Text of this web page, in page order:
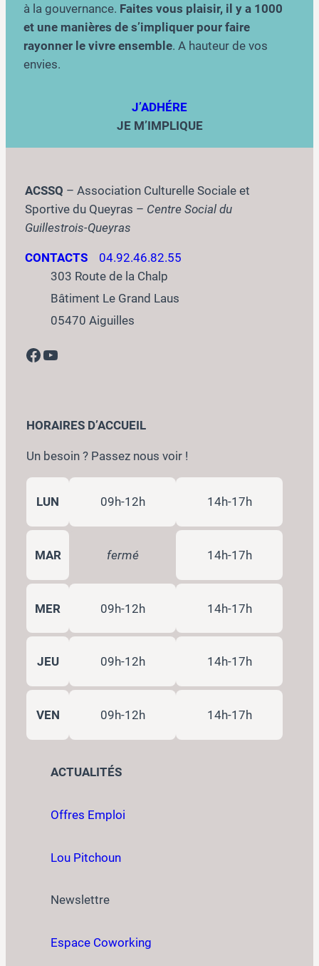
à la gouvernance. Faites vous plaisir, il y a 1000
et une manières de s’impliquer pour faire
rayonner le vivre ensemble. A hauteur de vos
envies.
J’ADHÉRE
JE M’IMPLIQUE
ACSSQ – Association Culturelle Sociale et
Sportive du Queyras – Centre Social du
Guillestrois-Queyras
CONTACTS
04.92.46.82.55
303 Route de la Chalp
Bâtiment Le Grand Laus
05470 Aiguilles
Facebook YouTube
HORAIRES D’ACCUEIL
Un besoin ? Passez nous voir !
LUN 09h-12h 14h-17h
MAR fermé 14h-17h
MER 09h-12h 14h-17h
JEU 09h-12h 14h-17h
VEN 09h-12h 14h-17h
ACTUALITÉS
Offres Emploi
Lou Pitchoun
Newslettre
Espace Coworking